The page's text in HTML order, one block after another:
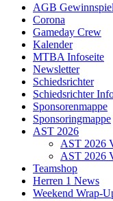
AGB
Corona
Gameday Crew
Kalender
MTBA Infoseite
Newsletter
Schiedsrichter
Schiedsrichter
Sponsorenmappe
Sponsoringmappe
AST 2026
AST 2026
AST 2026
Teamshop
Herren 1 News
Weekend Wrap-